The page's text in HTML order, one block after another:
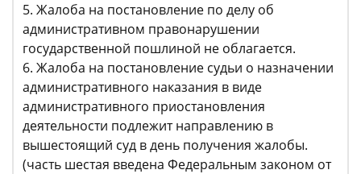
5. Жалоба на постановление по делу об
административном правонарушении
государственной пошлиной не облагается.
6. Жалоба на постановление судьи о назначении
административного наказания в виде
административного приостановления
деятельности подлежит направлению в
вышестоящий суд в день получения жалобы.
(часть шестая введена Федеральным законом от